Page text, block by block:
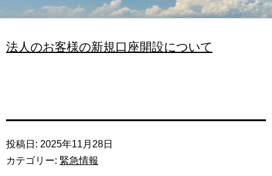
ス同
組
法人のお客様の新規口座開設について
投稿日: 2025年11月28日
カテゴリー: 緊急情報